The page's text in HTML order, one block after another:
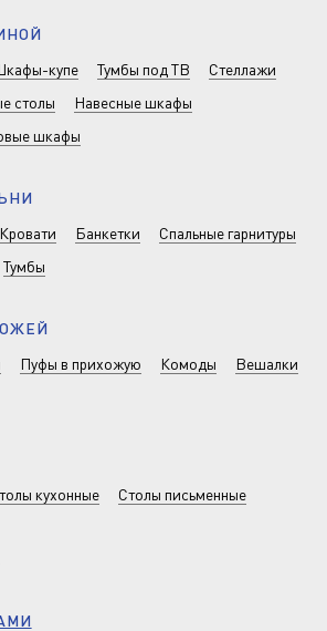
купе Тумбы под ТВ
Стеллажи
столы
Навесные шкафы
шкафы
Кровати Банкетки
Спальные гарнитуры
Тумбы
Пуфы в прихожую Комоды
Вешалки
кухонные Столы письменные